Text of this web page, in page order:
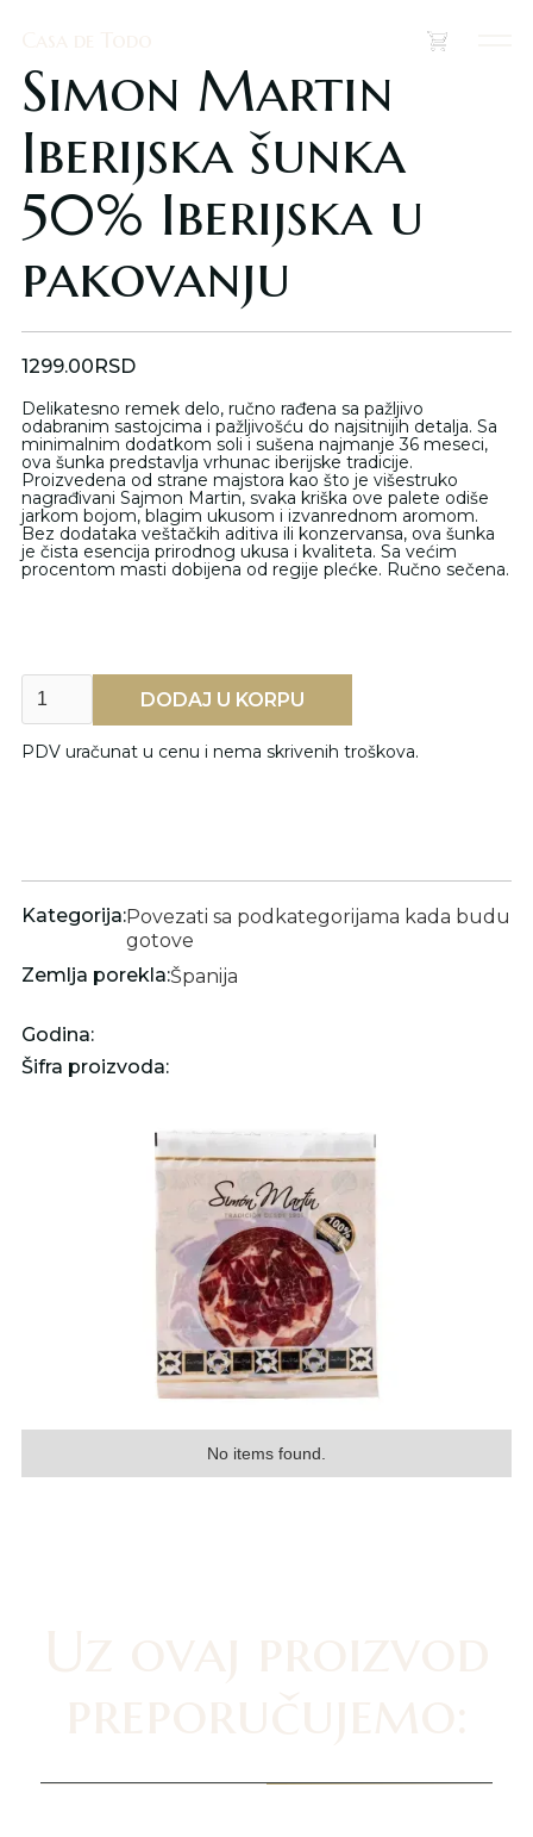
No items found.
Simon Martin
Iberijska šunka
50% Iberijska u
pakovanju
1299.00RSD
Delikatesno remek delo, ručno rađena sa pažljivo
odabranim sastojcima i pažljivošću do najsitnijih detalja. Sa
minimalnim dodatkom soli i sušena najmanje 36 meseci,
ova šunka predstavlja vrhunac iberijske tradicije.
Proizvedena od strane majstora kao što je višestruko
nagrađivani Sajmon Martin, svaka kriška ove palete odiše
jarkom bojom, blagim ukusom i izvanrednom aromom.
Bez dodataka veštačkih aditiva ili konzervansa, ova šunka
je čista esencija prirodnog ukusa i kvaliteta. Sa većim
procentom masti dobijena od regije plećke. Ručno sečena.
PDV uračunat u cenu i nema skrivenih troškova.
Kategorija:Povezati sa podkategorijama kada budu
gotove
Zemlja porekla:Španija
Godina:
Šifra proizvoda: